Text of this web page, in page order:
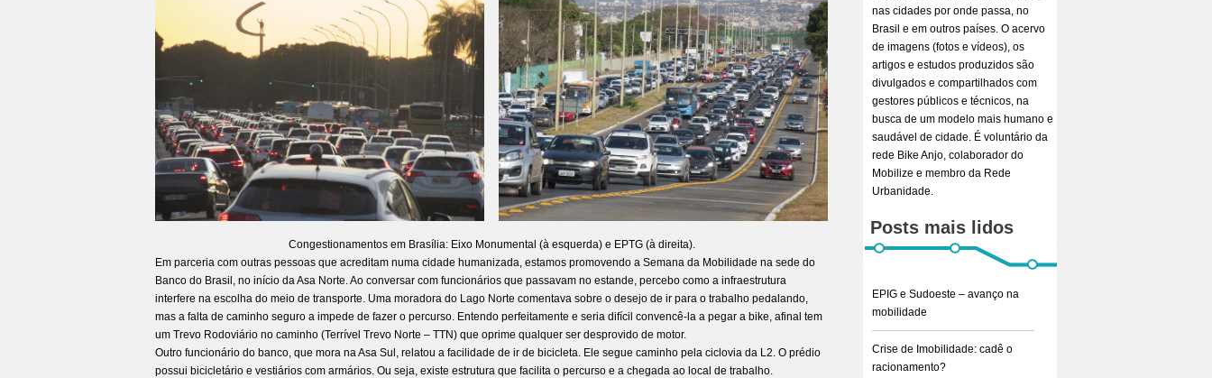
Congestionamentos em Brasília: Eixo Monumental (à esquerda) e EPTG (à direita).
Em parceria com outras pessoas que acreditam numa cidade humanizada, estamos promovendo a Semana da Mobilidade na sede do
Banco do Brasil, no início da Asa Norte. Ao conversar com funcionários que passavam no estande, percebo como a infraestrutura
interfere na escolha do meio de transporte. Uma moradora do Lago Norte comentava sobre o desejo de ir para o trabalho pedalando,
mas a falta de caminho seguro a impede de fazer o percurso. Entendo perfeitamente e seria difícil convencê-la a pegar a bike, afinal tem
um Trevo Rodoviário no caminho (Terrível Trevo Norte – TTN) que oprime qualquer ser desprovido de motor.
Outro funcionário do banco, que mora na Asa Sul, relatou a facilidade de ir de bicicleta. Ele segue caminho pela ciclovia da L2. O prédio
possui bicicletário e vestiários com armários. Ou seja, existe estrutura que facilita o percurso e a chegada ao local de trabalho.
nas cidades por onde passa, no
Brasil e em outros países. O acervo
de imagens (fotos e vídeos), os
artigos e estudos produzidos são
divulgados e compartilhados com
gestores públicos e técnicos, na
busca de um modelo mais humano e
saudável de cidade. É voluntário da
rede Bike Anjo, colaborador do
Mobilize e membro da Rede
Urbanidade.
Posts mais lidos
EPIG e Sudoeste – avanço na
mobilidade
Crise de Imobilidade: cadê o
racionamento?